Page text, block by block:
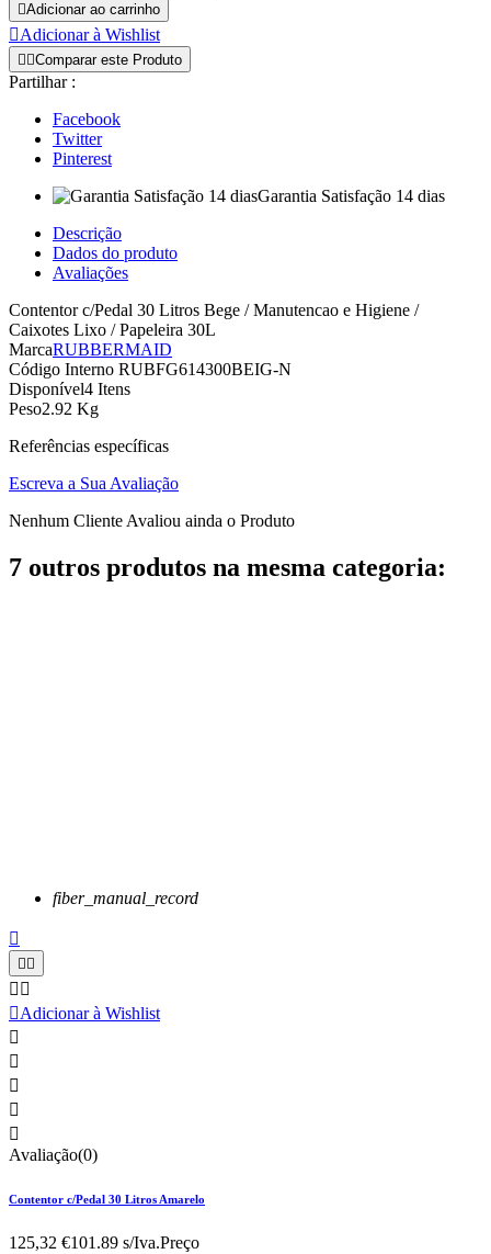
Adicionar ao carrinho
Adicionar à Wishlist
 Comparar este Produto
Partilhar :
Facebook
Twitter
Pinterest
Garantia Satisfação 14 dias
Descrição
Dados do produto
Avaliações
Contentor c/Pedal 30 Litros Bege / Manutencao e Higiene /
Caixotes Lixo / Papeleira 30L
MarcaRUBBERMAID
Código Interno RUBFG614300BEIG-N
Disponível4 Itens
Peso2.92 Kg
Referências específicas
Escreva a Sua Avaliação
Nenhum Cliente Avaliou ainda o Produto
7 outros produtos na mesma categoria:
fiber_manual_record

 
 
Adicionar à Wishlist





Avaliação(0)
Contentor c/Pedal 30 Litros Amarelo
125,32 €101.89 s/Iva.Preço